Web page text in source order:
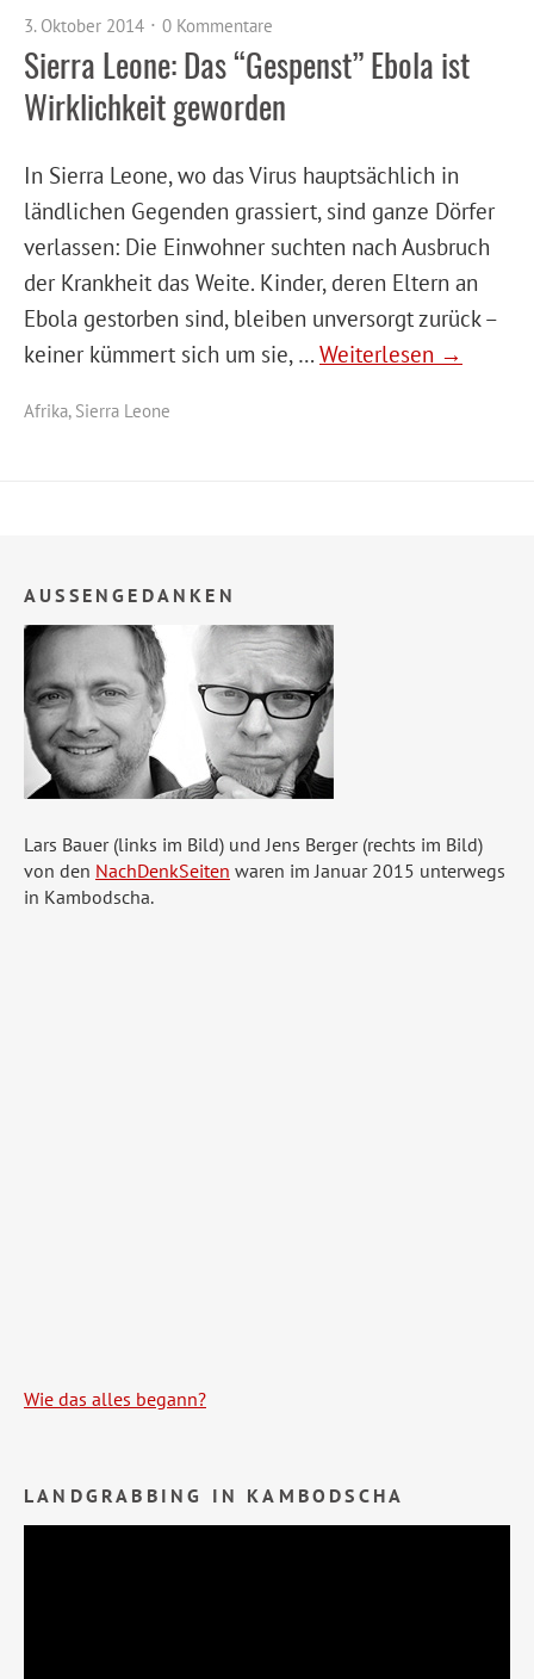
3. Oktober 2014 0 Kommentare
Sierra Leone: Das “Gespenst” Ebola ist
Wirklichkeit geworden
In Sierra Leone, wo das Virus hauptsächlich in
ländlichen Gegenden grassiert, sind ganze Dörfer
verlassen: Die Einwohner suchten nach Ausbruch
der Krankheit das Weite. Kinder, deren Eltern an
Ebola gestorben sind, bleiben unversorgt zurück –
keiner kümmert sich um sie, … Weiterlesen →
Afrika, Sierra Leone
AUSSENGEDANKEN
Lars Bauer (links im Bild) und Jens Berger (rechts im Bild)
von den NachDenkSeiten waren im Januar 2015 unterwegs
in Kambodscha.
Wie das alles begann?
LANDGRABBING IN KAMBODSCHA